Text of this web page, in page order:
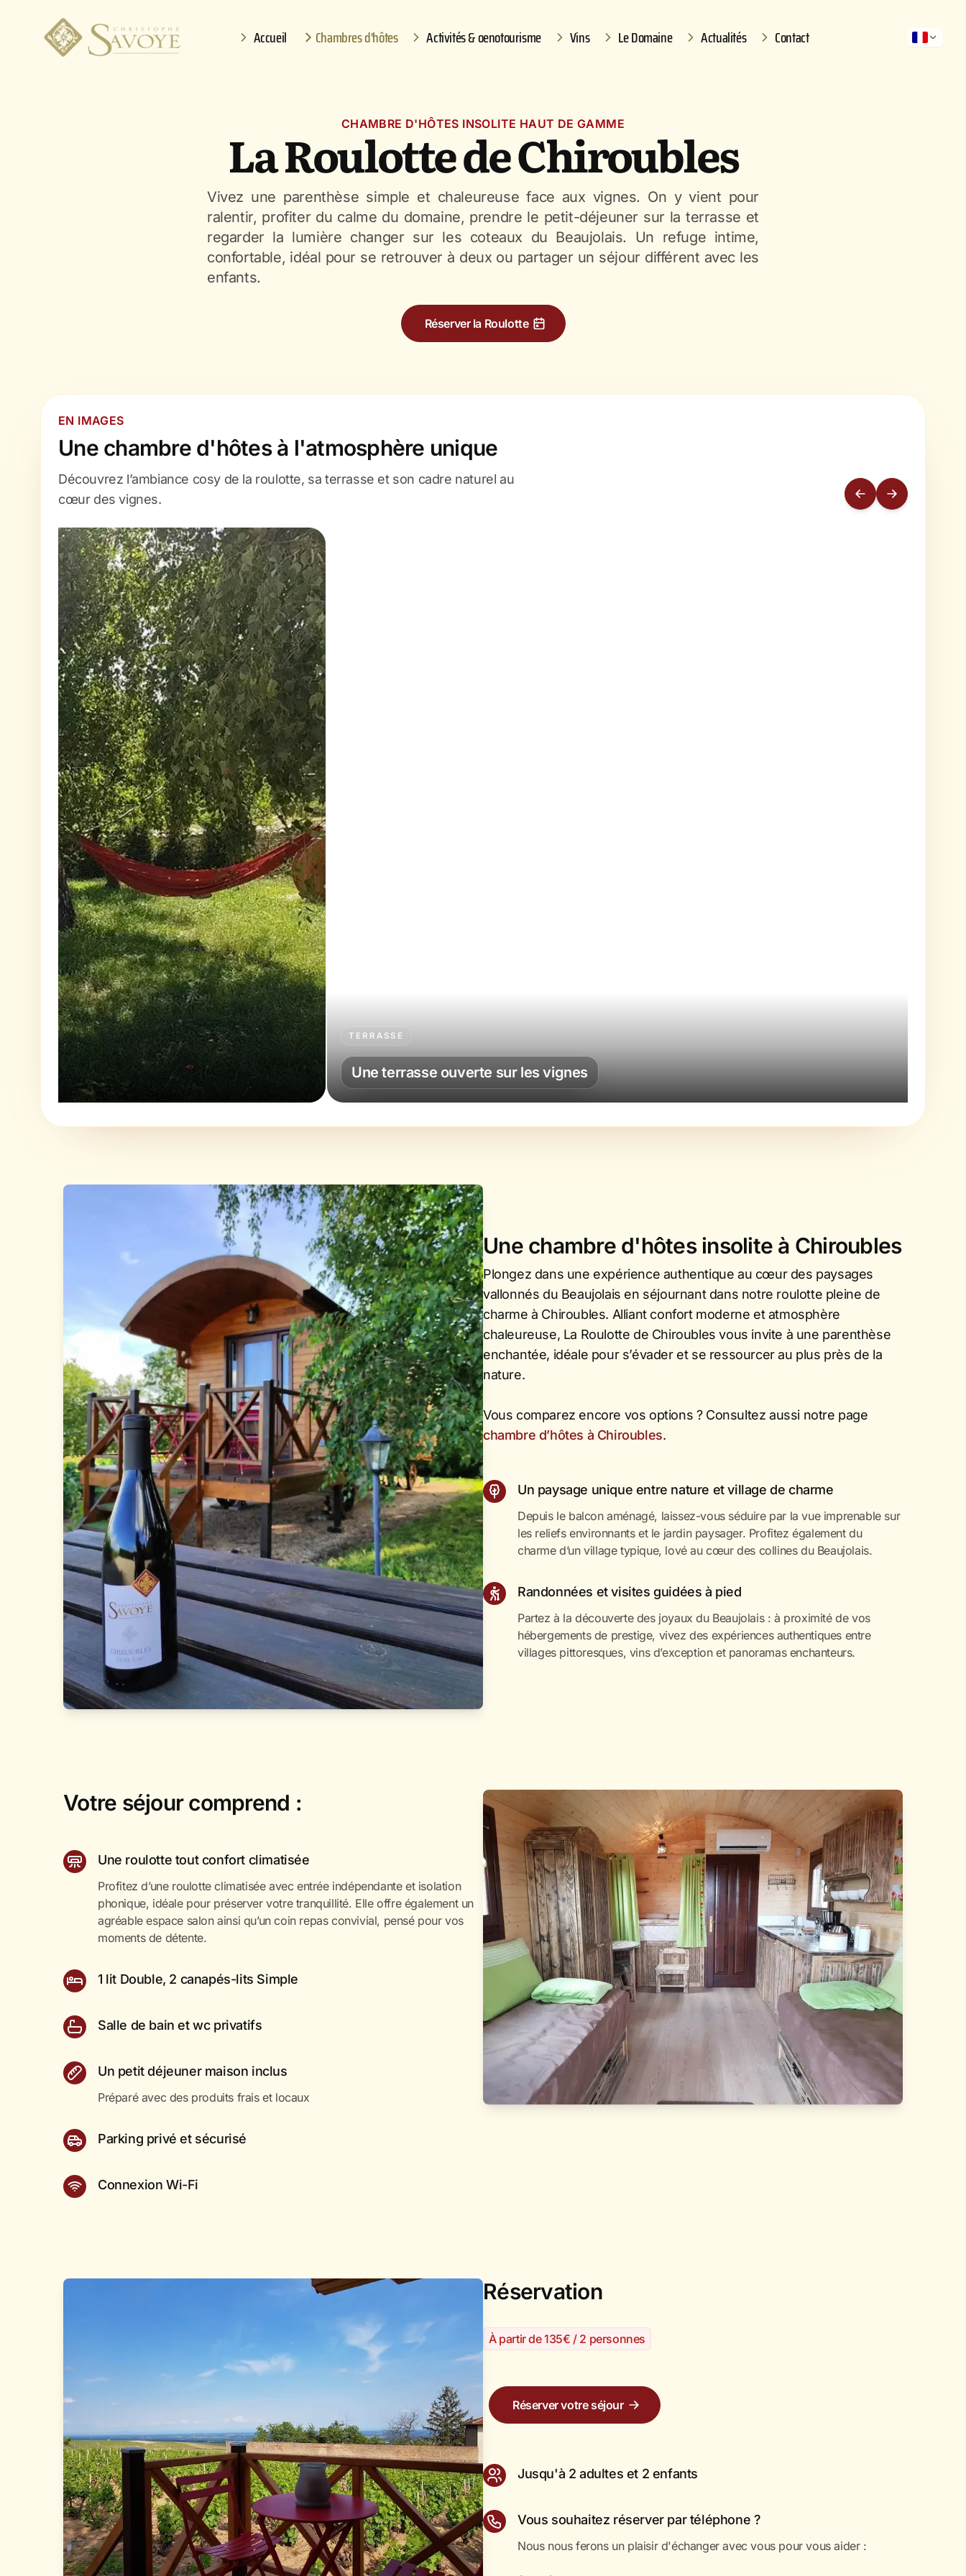
Accueil Chambres d'hôtes Activités & oenotourisme Vins Le Domaine Actualités Contact
CHAMBRE D'HÔTES INSOLITE HAUT DE GAMME
La Roulotte de Chiroubles
Vivez une parenthèse simple et chaleureuse face aux vignes. On y vient pour
ralentir, profiter du calme du domaine, prendre le petit-déjeuner sur la terrasse et
regarder la lumière changer sur les coteaux du Beaujolais. Un refuge intime,
confortable, idéal pour se retrouver à deux ou partager un séjour différent avec les
enfants.
Réserver la Roulotte
EN IMAGES
Une chambre d'hôtes à l'atmosphère unique
Découvrez l’ambiance cosy de la roulotte, sa terrasse et son cadre naturel au
cœur des vignes.
TERRASSE
Une terrasse ouverte sur les vignes
Une chambre d'hôtes insolite à Chiroubles
Plongez dans une expérience authentique au cœur des paysages
vallonnés du Beaujolais en séjournant dans notre roulotte pleine de
charme à Chiroubles. Alliant confort moderne et atmosphère
chaleureuse, La Roulotte de Chiroubles vous invite à une parenthèse
enchantée, idéale pour s’évader et se ressourcer au plus près de la
nature.
Vous comparez encore vos options ? Consultez aussi notre page
chambre d’hôtes à Chiroubles.
Un paysage unique entre nature et village de charme
Depuis le balcon aménagé, laissez-vous séduire par la vue imprenable sur
les reliefs environnants et le jardin paysager. Profitez également du
charme d’un village typique, lové au cœur des collines du Beaujolais.
Randonnées et visites guidées à pied
Partez à la découverte des joyaux du Beaujolais : à proximité de vos
hébergements de prestige, vivez des expériences authentiques entre
villages pittoresques, vins d’exception et panoramas enchanteurs.
Votre séjour comprend :
Une roulotte tout confort climatisée
Profitez d’une roulotte climatisée avec entrée indépendante et isolation
phonique, idéale pour préserver votre tranquillité. Elle offre également un
agréable espace salon ainsi qu’un coin repas convivial, pensé pour vos
moments de détente.
1 lit Double, 2 canapés-lits Simple
Salle de bain et wc privatifs
Un petit déjeuner maison inclus
Préparé avec des produits frais et locaux
Parking privé et sécurisé
Connexion Wi-Fi
Réservation
À partir de 135€ / 2 personnes
Réserver votre séjour
Jusqu'à 2 adultes et 2 enfants
Vous souhaitez réserver par téléphone ?
Nous nous ferons un plaisir d'échanger avec vous pour vous aider :